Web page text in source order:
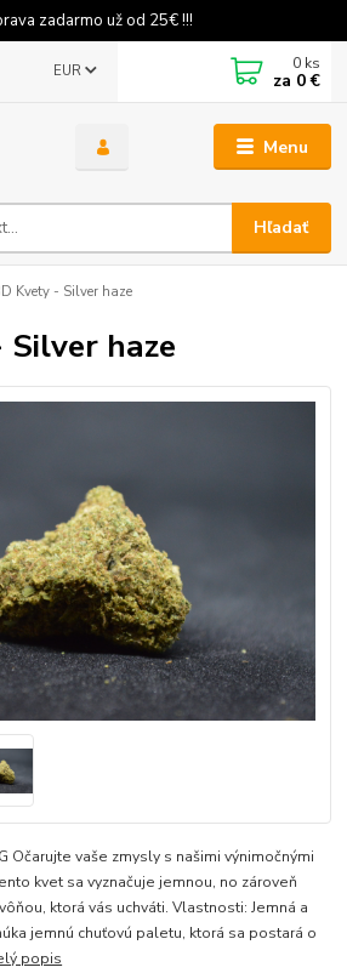
zadarmo už od 25€ !!!
Menu
EUR
Hľadať
0 ks
za 0 €
Kvety - Silver haze
haze
Očarujte vaše zmysly s našimi výnimočnými
kvet sa vyznačuje jemnou, no zároveň
ktorá vás uchváti. Vlastnosti: Jemná a
jemnú chuťovú paletu, ktorá sa postará o
popis